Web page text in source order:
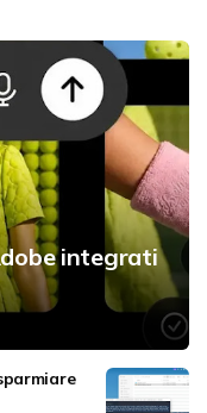
integrati